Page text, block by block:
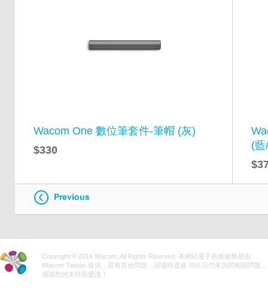
Wacom One 數位筆套件-筆帽 (灰)
$330
(
Copyright ® 2014 Wacom. All Rights Riserved. 本網站電子商務服務是由
Wacom Taiwan 提供，若有其他問題，請隨時透過
聯絡我們 來詢問相關問題，
感謝您的支持與愛護！